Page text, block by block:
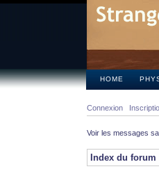
HOME
Connexion
Voir les messages
Index du forum